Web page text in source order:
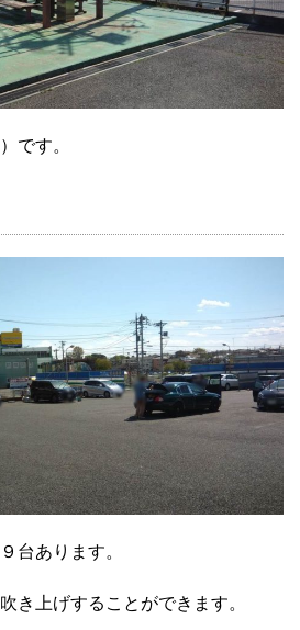
です。
台あります。
き上げすることができます。